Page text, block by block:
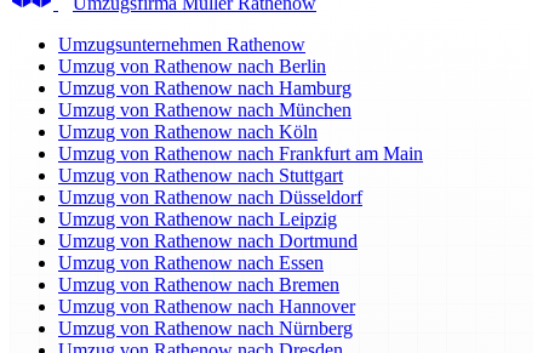
Umzugsunternehmen Rathenow
Umzug von Rathenow nach Berlin
Umzug von Rathenow nach Hamburg
Umzug von Rathenow nach München
Umzug von Rathenow nach Köln
Umzug von Rathenow nach Frankfurt am Main
Umzug von Rathenow nach Stuttgart
Umzug von Rathenow nach Düsseldorf
Umzug von Rathenow nach Leipzig
Umzug von Rathenow nach Dortmund
Umzug von Rathenow nach Essen
Umzug von Rathenow nach Bremen
Umzug von Rathenow nach Hannover
Umzug von Rathenow nach Nürnberg